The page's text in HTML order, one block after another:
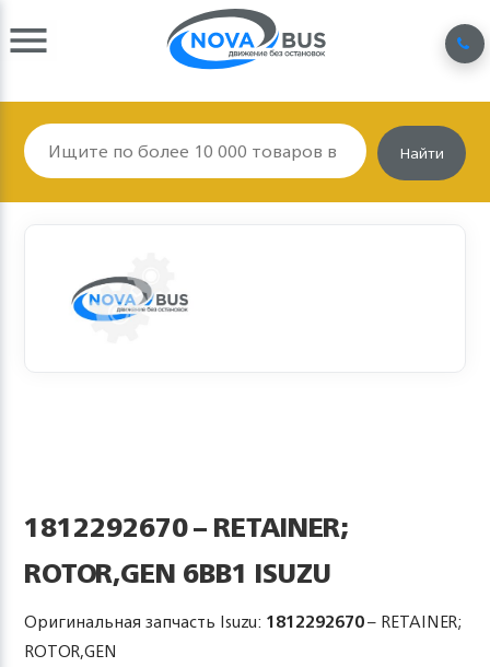
Найти
1812292670 – RETAINER;
ROTOR,GEN 6BB1 ISUZU
Оригинальная запчасть Isuzu: 1812292670– RETAINER;
ROTOR,GEN